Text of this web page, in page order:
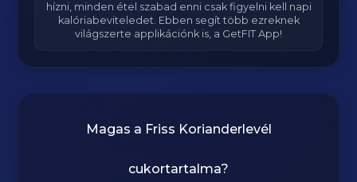
hízni, minden étel szabad enni csak figyelni kell napi
kalóriabeviteledet. Ebben segít több ezreknek
világszerte applikációnk is, a GetFIT App!
Magas a Friss Korianderlevél
cukortartalma?